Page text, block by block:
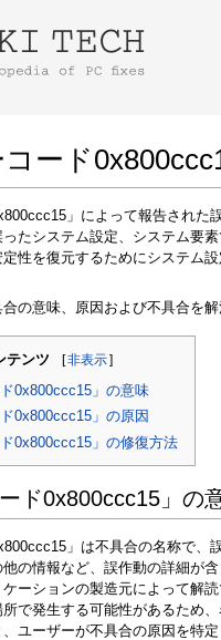
コード
」によって報告され
たシステム設定、システム要
性を復元するためにシステム
の意味、原因および不具合を
テンツ [非表示]
ド0x800ccc15」の意味
ド0x800ccc15」の原因
ド0x800ccc15」の修復方法
ード0x800ccc15」の
」は不具合の名称で、
他の情報など、誤作動の詳細が
ーションの製造元によって解
で発生する可能性があるため
、ユーザーが不具合の原因を特
using
is complete, click on the
file link